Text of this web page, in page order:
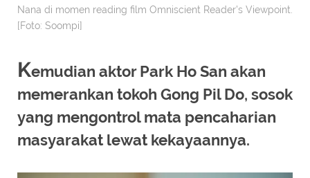
Nana di momen reading film Omniscient Reader's Viewpoint.
[Foto: Soompi]
Kemudian aktor Park Ho San akan
memerankan tokoh Gong Pil Do, sosok
yang mengontrol mata pencaharian
masyarakat lewat kekayaannya.